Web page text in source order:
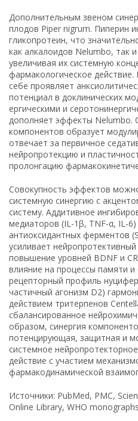
Дополнительным звеном
плодов Piper nigrum. Пиперин
гликопротеин, что
как алкалоидов Nelumbo, так
увеличивая их системную
фармакологическое
себе проявляет
потенциал в доклинических
ергическими и
дополняет эффекты Nelumbo.
компонентов образует
отвечает за первичное
нейропротекцию и
пролонгацию
Совокупность эффектов
системную синергию с
систему. Аддитивное
медиаторов (IL-1β, TNF-α, IL-6)
антиоксидантных ферментов
усиливает
повышение уровней BDNF и
влияние на процессы памяти
рецепторный профиль
частичный агонизм D2)
действием тритерпенов
сбалансированное
образом, синергия
потенцирующая, защитная и
системное
действие с участием
фармакодинамической
Источники: PubMed, PMC,
Online Library, WHO